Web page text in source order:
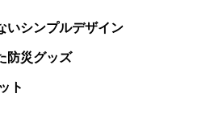
いシンプルデザイン
防災グッズ
ト